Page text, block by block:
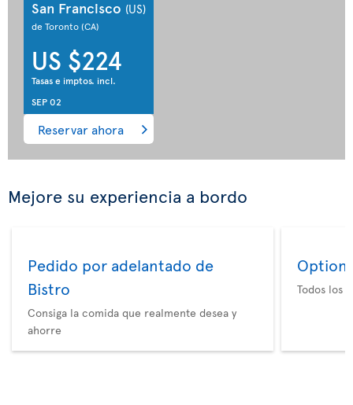
San Francisco (US)
de Toronto(CA)
US $224
Tasas e imptos. incl.
SEP 02
Reservar ahora
Mejore su experiencia a bordo
Pedido por adelantado de
Bistro
Consiga la comida que realmente desea y
ahorre
Option
Todos los